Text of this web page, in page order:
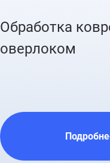
Обработка
оверлоком